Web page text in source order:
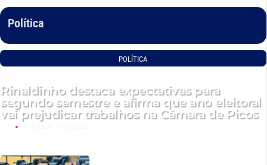
Política
POLÍTICA
Rinaldinho destaca expectativas para
segundo semestre e afirma que ano eleitoral
vai prejudicar trabalhos na Câmara de Picos